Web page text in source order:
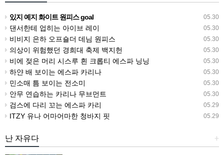
05.30
있지 예지 화이트 원피스 goal
05.30
댄서한테 업히는 아이브 레이
05.30
비비지 은하 오프숄더 데님 원피스
05.30
의상이 위험했던 경희대 축제 백지헌
05.30
비에 젖은 머리 시스루 흰 크롭티 에스파 닝닝
05.30
하얀 배 보이는 에스파 카리나
05.30
민소매 틈 보이는 전소미
05.30
안무 연습하는 카리나 무브먼트
05.29
검스에 다리 꼬는 에스파 카리
05.29
ITZY 유나 어마어마한 청바지 핏
+
난 자유다